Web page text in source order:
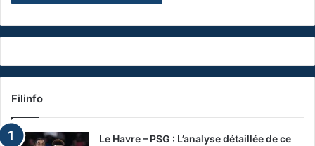
Filinfo
Le Havre – PSG : L’analyse détaillée de ce